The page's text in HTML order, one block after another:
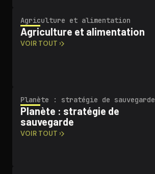
Agriculture et ali­men­ta­tion
Agriculture et ali­men­ta­tion
VOIR TOUT ›
Planète : stratégie de sauvegarde
Planète : stratégie de
sauvegarde
VOIR TOUT ›